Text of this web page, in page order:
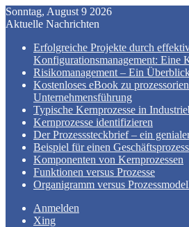
Sonntag, August 9 2026
Aktuelle Nachrichten
Erfolgreiche Projekte durch
Konfigurationsmanagement: Eine
Risikomanagement – Ein
Kostenloses eBook zu
Unternehmensführung
Typische Kernprozesse in
Kernprozesse identifizieren
Der Prozesssteckbrief – ein
Beispiel für einen Geschäftsprozess
Komponenten von Kernprozessen
Funktionen versus Prozesse
Organigramm versus
Anmelden
Xing